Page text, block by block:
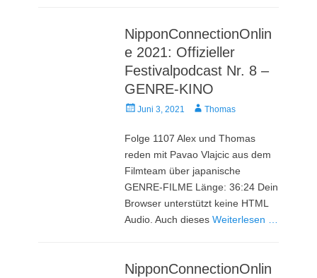
NipponConnectionOnlin
e 2021: Offizieller
Festivalpodcast Nr. 8 –
GENRE-KINO
Veröffentlicht
Juni 3, 2021 AutorThomas
Folge 1107 Alex und Thomas
reden mit Pavao Vlajcic aus dem
Filmteam über japanische
GENRE-FILME Länge: 36:24 Dein
Browser unterstützt keine HTML
Audio. Auch diesesWeiterlesen …
NipponConnectionOnlin